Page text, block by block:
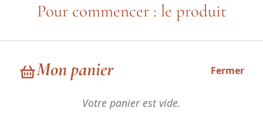
Mon panier Fermer
Votre panier est vide.
Pour commencer : le produit
Pour commencer : le produit…
Chez Le Cercle, nous avons à cœur de vous proposer